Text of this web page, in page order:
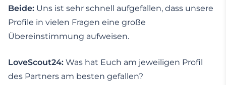
Beide: Uns ist sehr schnell aufgefallen, dass unsere
Profile in vielen Fragen eine große
Übereinstimmung aufweisen.
LoveScout24: Was hat Euch am jeweiligen Profil
des Partners am besten gefallen?